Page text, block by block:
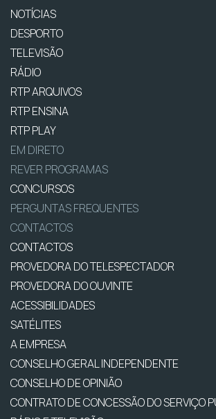
NOTÍCIAS
DESPORTO
TELEVISÃO
RÁDIO
RTP ARQUIVOS
RTP ENSINA
RTP PLAY
EM DIRETO
REVER PROGRAMAS
CONCURSOS
PERGUNTAS FREQUENTES
CONTACTOS
CONTACTOS
PROVEDORA DO TELESPECTADOR
PROVEDORA DO OUVINTE
ACESSIBILIDADES
SATÉLITES
A EMPRESA
CONSELHO GERAL INDEPENDENTE
CONSELHO DE OPINIÃO
CONTRATO DE CONCESSÃO DO SERVIÇO